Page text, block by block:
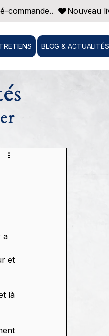
commande...
BLOG & ACTUALITÉS
a
et
là